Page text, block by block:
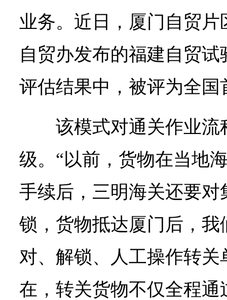
业务。近日，厦门自贸
自贸办发布的福建自贸
评估结果中，被评为全国
该模式对通关作业流
级。“以前，货物在当地
手续后，三明海关还要
锁，货物抵达厦门后，
对、解锁、人工操作转
在，转关货物不仅全程